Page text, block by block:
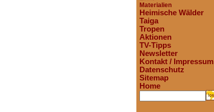
Materialien
Heimische Wälder
Taiga
Tropen
Aktionen
TV-Tipps
Newsletter
Kontakt / Impressum
Datenschutz
Sitemap
Home